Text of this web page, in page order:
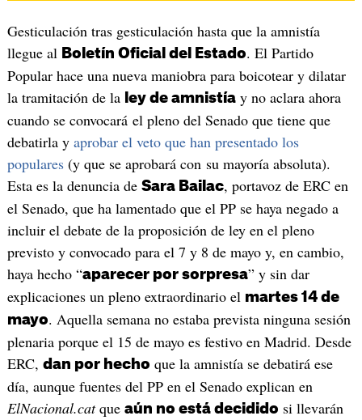
Gesticulación tras gesticulación hasta que la amnistía
llegue al Boletín Oficial del Estado. El Partido
Popular hace una nueva maniobra para boicotear y dilatar
la tramitación de la ley de amnistíay no aclara ahora
cuando se convocará el pleno del Senado que tiene que
debatirla y aprobar el veto que han presentado los
populares(y que se aprobará con su mayoría absoluta).
Esta es la denuncia de Sara Bailac, portavoz de ERC en
el Senado, que ha lamentado que el PP se haya negado a
incluir el debate de la proposición de ley en el pleno
previsto y convocado para el 7 y 8 de mayo y, en cambio,
haya hecho “aparecer por sorpresa” y sin dar
explicaciones un pleno extraordinario el martes 14 de
mayo. Aquella semana no estaba prevista ninguna sesión
plenaria porque el 15 de mayo es festivo en Madrid. Desde
ERC, dan por hecho que la amnistía se debatirá ese
día, aunque fuentes del PP en el Senado explican en
ElNacional.catque aún no está decidido si llevarán